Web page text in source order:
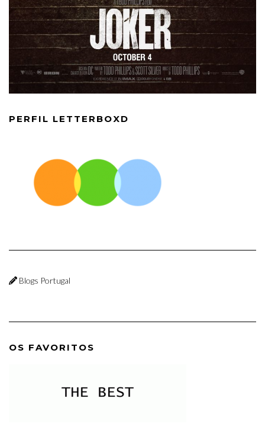
PERFIL LETTERBOXD
Blogs Portugal
OS FAVORITOS